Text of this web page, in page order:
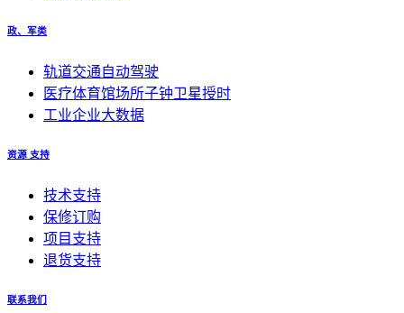
政、军类
轨道交通自动驾驶
医疗体育馆场所子钟卫星授时
工业企业大数据
资源 支持
技术支持
保修订购
项目支持
退货支持
联系我们